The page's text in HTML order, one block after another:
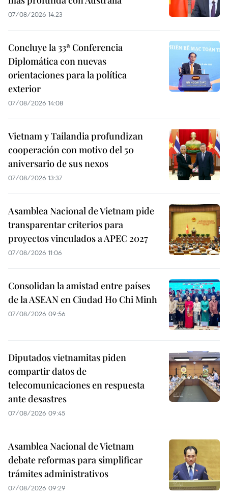
07/08/2026 14:23
Concluye la 33ª Conferencia
Diplomática con nuevas
orientaciones para la política
exterior
07/08/2026 14:08
Vietnam y Tailandia profundizan
cooperación con motivo del 50
aniversario de sus nexos
07/08/2026 13:37
Asamblea Nacional de Vietnam pide
transparentar criterios para
proyectos vinculados a APEC 2027
07/08/2026 11:06
Consolidan la amistad entre países
de la ASEAN en Ciudad Ho Chi Minh
07/08/2026 09:56
Diputados vietnamitas piden
compartir datos de
telecomunicaciones en respuesta
ante desastres
07/08/2026 09:45
Asamblea Nacional de Vietnam
debate reformas para simplificar
trámites administrativos
07/08/2026 09:29